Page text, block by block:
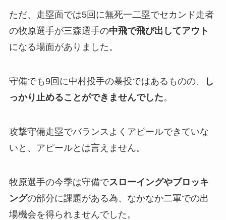
ただ、走塁面では5回に無死一二塁でセカンド走者
の牧原選手が三森選手の中飛で飛び出してアウト
になる場面がありました。
守備でも9回に中村投手の暴投ではあるものの、
し
っかり止めることができませんでした。
攻撃守備走塁でバランスよくアピールできていな
いと、アピールとは言えません。
牧原選手の今季は守備でスローイングやブロッキ
ングの部分に課題がある為、なかなか二軍での出
場機会を得られませんでした。